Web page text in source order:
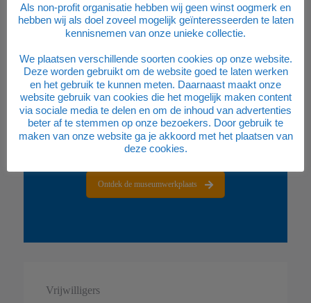
Ontdek de museumwerkplaats
Vrijwilligers
Als non-profit organisatie hebben wij geen winst oogmerk en
hebben wij als doel zoveel mogelijk geïnteresseerden te laten
kennisnemen van onze unieke collectie.
We plaatsen verschillende soorten cookies op onze website.
Deze worden gebruikt om de website goed te laten werken
en het gebruik te kunnen meten. Daarnaast maakt onze
website gebruik van cookies die het mogelijk maken content
via sociale media te delen en om de inhoud van advertenties
beter af te stemmen op onze bezoekers. Door gebruik te
maken van onze website ga je akkoord met het plaatsen van
deze cookies.